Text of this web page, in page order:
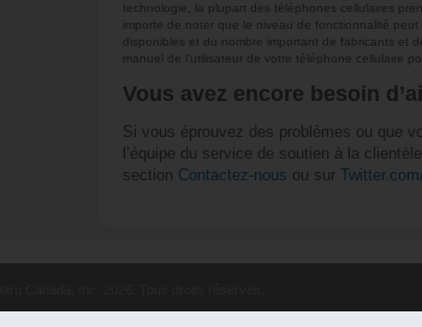
technologie, la plupart des téléphones cellulaires
importe de noter que le niveau de fonctionnalité
disponibles et du nombre important de fabricants et
manuel de l’utilisateur de votre téléphone cellulaire
Vous avez encore besoin
Si vous éprouvez des problèmes ou que
l’équipe du service de soutien à la
section Contactez-nous ou sur